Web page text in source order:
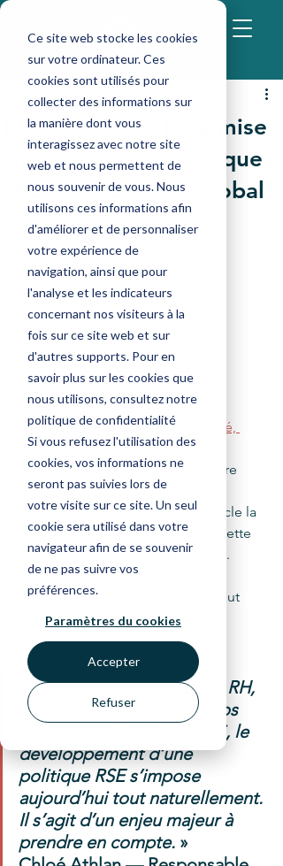
Ce site web stocke les cookies
sur votre ordinateur. Ces
cookies sont utilisés pour
collecter des informations sur
la manière dont vous
interagissez avec notre site
web et nous permettent de
nous souvenir de vous. Nous
utilisons ces informations afin
d'améliorer et de personnaliser
votre expérience de
navigation, ainsi que pour
l'analyse et les indicateurs
concernant nos visiteurs à la
fois sur ce site web et sur
d'autres supports. Pour en
savoir plus sur les cookies que
nous utilisons, consultez notre
politique de confidentialité
Si vous refusez l'utilisation des
cookies, vos informations ne
seront pas suivies lors de
votre visite sur ce site. Un seul
cookie sera utilisé dans votre
navigateur afin de se souvenir
de ne pas suivre vos
préférences.
Paramètres du cookies
Accepter
Refuser
Témoignage RH : la mise
en place d’une politique
RSE chez Groupe Global
admin-compta8
22 juin 2022 5 min de lecture
Le précieux témoignage de
Chloé,
notre responsable Ressources
Humaines, pose les bases de notre
politique RSE.
Vous découvrirez à travers cet article la
façon dont nous appréhendons cette
politique et nos lignes directrices .
Cette année, nous dessinons les
contours d’un projet qui prend tout
son sens pour le futur de Groupe
Global !
« En tant que responsable RH,
mon but est de fidéliser nos
équipes sur la durée. Ainsi, le
développement d’une
politique RSE s’impose
aujourd’hui tout naturellement.
Il s’agit d’un enjeu majeur à
prendre en compte. »